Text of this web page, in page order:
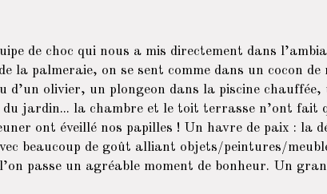
de choc qui nous a mis directement dans
la palmeraie, on se sent comme dans un cocon
d’un olivier, un plongeon dans la piscine chauffée,
jardin... la chambre et le toit terrasse n’ont fait
ont éveillé nos papilles ! Un havre de paix : la
beaucoup de goût alliant objets/peintures/
passe un agréable moment de bonheur. Un